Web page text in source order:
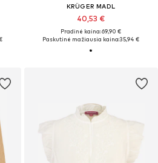
KRÜGER MADL
40,53 €
Pradinė kaina: 69,90 €
Paskutinė mažiausia kaina:35,94 €